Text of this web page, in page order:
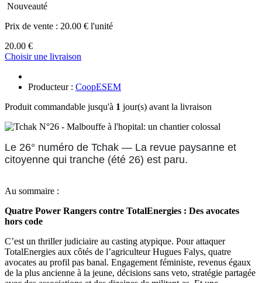
Nouveauté
Prix de vente : 20.00 € l'unité
20.00 €
Choisir une livraison
Producteur : CoopESEM
Produit commandable jusqu'à 1 jour(s) avant la livraison
Le 26° numéro de Tchak — La revue paysanne et
citoyenne qui tranche (été 26) est paru.
Au sommaire :
Quatre Power Rangers contre TotalEnergies : Des avocates
hors code
C’est un thriller judiciaire au casting atypique. Pour attaquer
TotalEnergies aux côtés de l’agriculteur Hugues Falys, quatre
avocates au profil pas banal. Engagement féministe, revenus égaux
de la plus ancienne à la jeune, décisions sans veto, stratégie partagée